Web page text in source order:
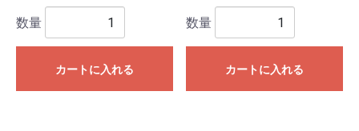
数量
カートに入れる
数量
カートに入れる